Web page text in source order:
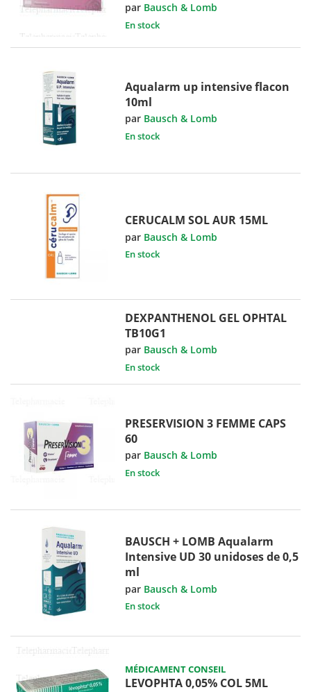
par Bausch & Lomb
En stock
Aqualarm up intensive flacon
10ml
par Bausch & Lomb
En stock
CERUCALM SOL AUR 15ML
par Bausch & Lomb
En stock
DEXPANTHENOL GEL OPHTAL
TB10G1
par Bausch & Lomb
En stock
PRESERVISION 3 FEMME CAPS
60
par Bausch & Lomb
En stock
BAUSCH + LOMB Aqualarm
Intensive UD 30 unidoses de 0,5
ml
par Bausch & Lomb
En stock
MÉDICAMENT CONSEIL
LEVOPHTA 0,05% COL 5ML